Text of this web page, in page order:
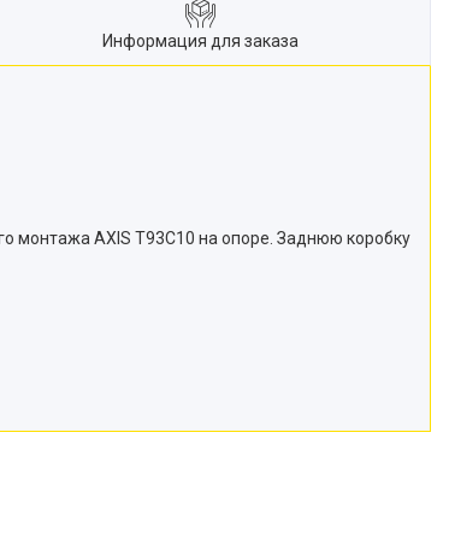
Информация для заказа
монтажа AXIS T93C10 на опоре. Заднюю коробку